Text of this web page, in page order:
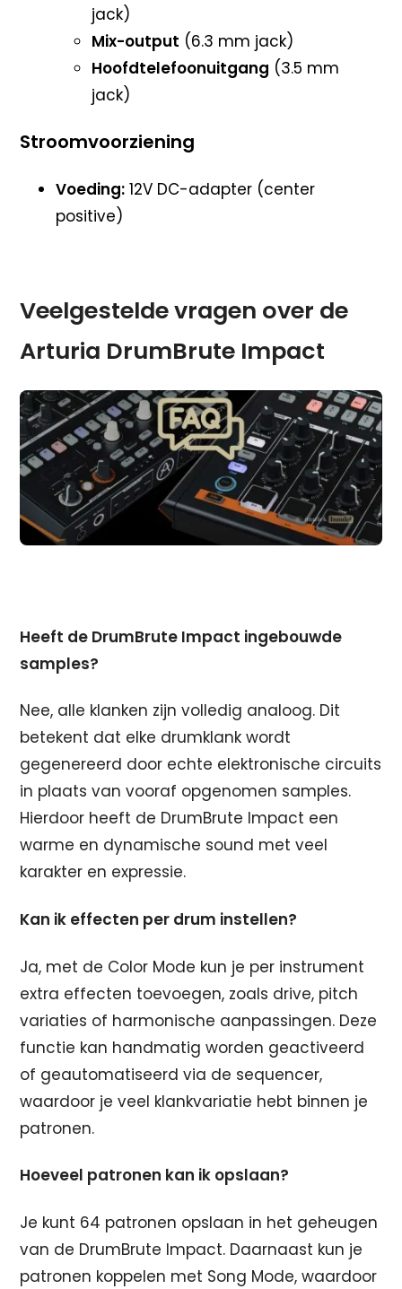
jack)
Mix-output (6.3 mm jack)
Hoofdtelefoonuitgang (3.5 mm
jack)
Stroomvoorziening
Voeding: 12V DC-adapter (center
positive)
Veelgestelde vragen over de
Arturia DrumBrute Impact
Heeft de DrumBrute Impact ingebouwde
samples?
Nee, alle klanken zijn volledig analoog. Dit
betekent dat elke drumklank wordt
gegenereerd door echte elektronische circuits
in plaats van vooraf opgenomen samples.
Hierdoor heeft de DrumBrute Impact een
warme en dynamische sound met veel
karakter en expressie.
Kan ik effecten per drum instellen?
Ja, met de Color Mode kun je per instrument
extra effecten toevoegen, zoals drive, pitch
variaties of harmonische aanpassingen. Deze
functie kan handmatig worden geactiveerd
of geautomatiseerd via de sequencer,
waardoor je veel klankvariatie hebt binnen je
patronen.
Hoeveel patronen kan ik opslaan?
Je kunt 64 patronen opslaan in het geheugen
van de DrumBrute Impact. Daarnaast kun je
patronen koppelen met Song Mode, waardoor